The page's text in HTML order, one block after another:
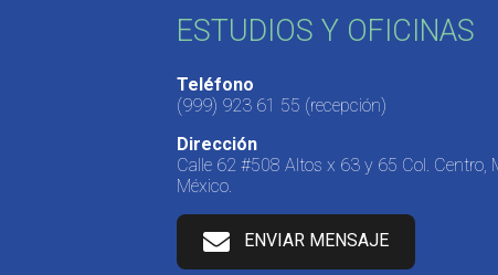
ESTUDIOS Y OFICINAS
Teléfono
(999) 923 61 55 (recepción)
Dirección
Calle 62 #508 Altos x 63 y 65 Col. Centro,
México.
ENVIAR MENSAJE